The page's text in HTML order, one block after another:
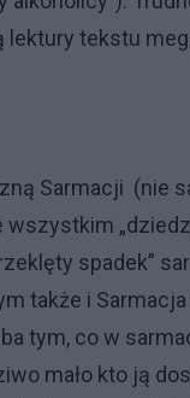
tekstu
Sarmacji (nie
spadek”
także i
tym, co w
mało kto ją